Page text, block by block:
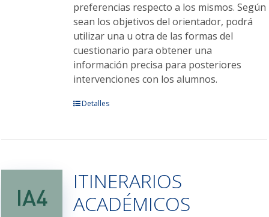
preferencias respecto a los mismos. Según
sean los objetivos del orientador, podrá
utilizar una u otra de las formas del
cuestionario para obtener una
información precisa para posteriores
intervenciones con los alumnos.
Este
Las
opciones
se
Detalles
ITINERARIOS
ACADÉMICOS